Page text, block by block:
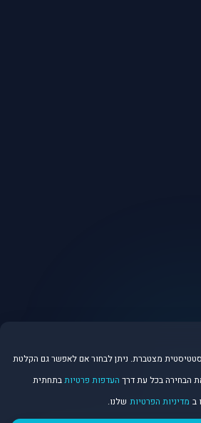
מצטברת. ניתן לבחור אם לאפשר גם הקלטת
הבחירה בכל עת דרך העדפות פרטיותבתחתית
ב מדיניות הפרטיות שלנו.